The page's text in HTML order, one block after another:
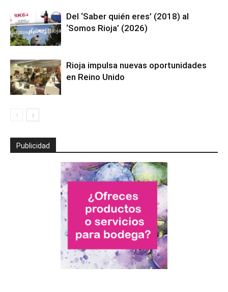
Del ‘Saber quién eres’ (2018) al
‘Somos Rioja’ (2026)
Rioja impulsa nuevas oportunidades
en Reino Unido
Publicidad